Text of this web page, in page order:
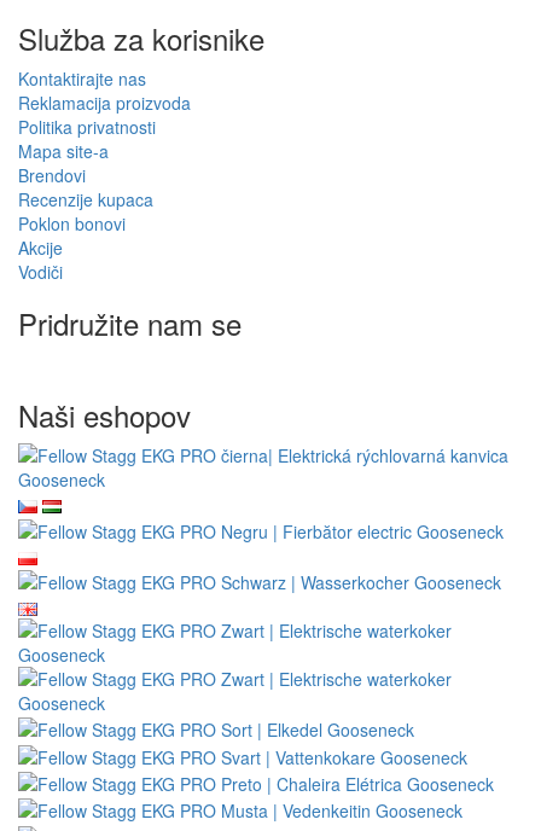
Služba za korisnike
Kontaktirajte nas
Reklamacija proizvoda
Politika privatnosti
Mapa site-a
Brendovi
Recenzije kupaca
Poklon bonovi
Akcije
Vodiči
Pridružite nam se
Naši eshopov